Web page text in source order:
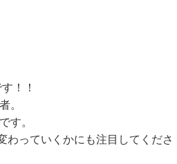
！！
。
す。
わっていくかにも注目してくださ